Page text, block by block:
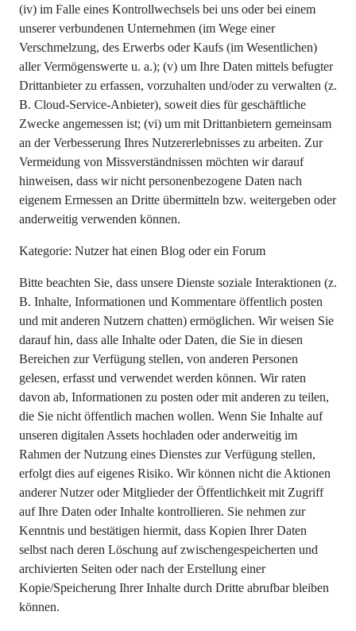
(iv) im Falle eines Kontrollwechsels bei uns oder bei einem
unserer verbundenen Unternehmen (im Wege einer
Verschmelzung, des Erwerbs oder Kaufs (im Wesentlichen)
aller Vermögenswerte u. a.); (v) um Ihre Daten mittels befugter
Drittanbieter zu erfassen, vorzuhalten und/oder zu verwalten (z.
B. Cloud-Service-Anbieter), soweit dies für geschäftliche
Zwecke angemessen ist; (vi) um mit Drittanbietern gemeinsam
an der Verbesserung Ihres Nutzererlebnisses zu arbeiten. Zur
Vermeidung von Missverständnissen möchten wir darauf
hinweisen, dass wir nicht personenbezogene Daten nach
eigenem Ermessen an Dritte übermitteln bzw. weitergeben oder
anderweitig verwenden können.
Kategorie: Nutzer hat einen Blog oder ein Forum
Bitte beachten Sie, dass unsere Dienste soziale Interaktionen (z.
B. Inhalte, Informationen und Kommentare öffentlich posten
und mit anderen Nutzern chatten) ermöglichen. Wir weisen Sie
darauf hin, dass alle Inhalte oder Daten, die Sie in diesen
Bereichen zur Verfügung stellen, von anderen Personen
gelesen, erfasst und verwendet werden können. Wir raten
davon ab, Informationen zu posten oder mit anderen zu teilen,
die Sie nicht öffentlich machen wollen. Wenn Sie Inhalte auf
unseren digitalen Assets hochladen oder anderweitig im
Rahmen der Nutzung eines Dienstes zur Verfügung stellen,
erfolgt dies auf eigenes Risiko. Wir können nicht die Aktionen
anderer Nutzer oder Mitglieder der Öffentlichkeit mit Zugriff
auf Ihre Daten oder Inhalte kontrollieren. Sie nehmen zur
Kenntnis und bestätigen hiermit, dass Kopien Ihrer Daten
selbst nach deren Löschung auf zwischengespeicherten und
archivierten Seiten oder nach der Erstellung einer
Kopie/Speicherung Ihrer Inhalte durch Dritte abrufbar bleiben
können.